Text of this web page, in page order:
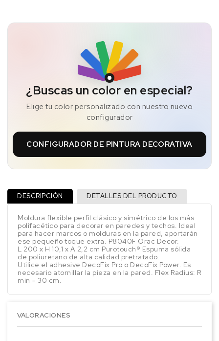
¿Buscas un color en especial?
Elige tu color personalizado con nuestro nuevo
configurador
CONFIGURADOR DE PINTURA DECORATIVA
DESCRIPCIÓN DETALLES DEL PRODUCTO
Moldura flexible perfil clásico y simétrico de los más
polifacético para decorar en paredes y techos. Ideal
para hacer marcos o molduras en la pared, aportarán
ese pequeño toque extra. P8040F Orac Decor.
L 200 x H 10,1 x A 2,2 cm Purotouch® Espuma sólida
de poliuretano de alta calidad pretratado.
Utilice el adhesive DecoFix Pro o DecoFix Power. Es
necesario atornillar la pieza en la pared. Flex Radius: R
min = 30 cm.
VALORACIONES